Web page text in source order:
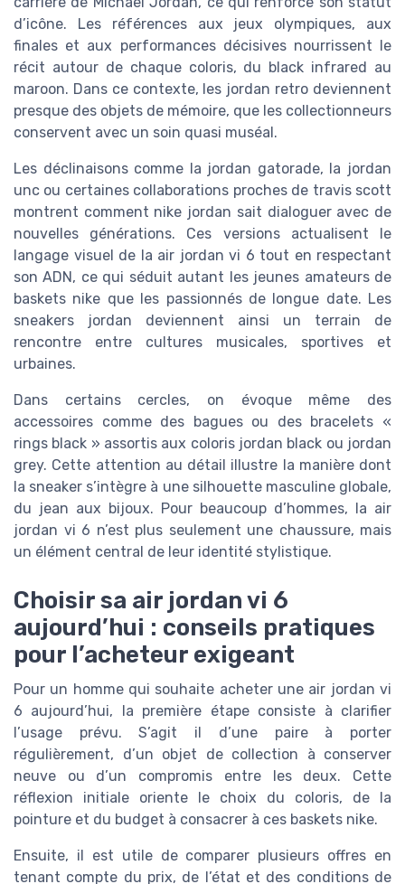
d’icône. Les références aux jeux olympiques, aux
finales et aux performances décisives nourrissent le
récit autour de chaque coloris, du black infrared au
maroon. Dans ce contexte, les jordan retro deviennent
presque des objets de mémoire, que les collectionneurs
conservent avec un soin quasi muséal.
Les déclinaisons comme la jordan gatorade, la jordan
unc ou certaines collaborations proches de travis scott
montrent comment nike jordan sait dialoguer avec de
nouvelles générations. Ces versions actualisent le
langage visuel de la air jordan vi 6 tout en respectant
son ADN, ce qui séduit autant les jeunes amateurs de
baskets nike que les passionnés de longue date. Les
sneakers jordan deviennent ainsi un terrain de
rencontre entre cultures musicales, sportives et
urbaines.
Dans certains cercles, on évoque même des
accessoires comme des bagues ou des bracelets «
rings black » assortis aux coloris jordan black ou jordan
grey. Cette attention au détail illustre la manière dont
la sneaker s’intègre à une silhouette masculine globale,
du jean aux bijoux. Pour beaucoup d’hommes, la air
jordan vi 6 n’est plus seulement une chaussure, mais
un élément central de leur identité stylistique.
Choisir sa air jordan vi 6
aujourd’hui : conseils pratiques
pour l’acheteur exigeant
Pour un homme qui souhaite acheter une air jordan vi
6 aujourd’hui, la première étape consiste à clarifier
l’usage prévu. S’agit il d’une paire à porter
régulièrement, d’un objet de collection à conserver
neuve ou d’un compromis entre les deux. Cette
réflexion initiale oriente le choix du coloris, de la
pointure et du budget à consacrer à ces baskets nike.
Ensuite, il est utile de comparer plusieurs offres en
tenant compte du prix, de l’état et des conditions de